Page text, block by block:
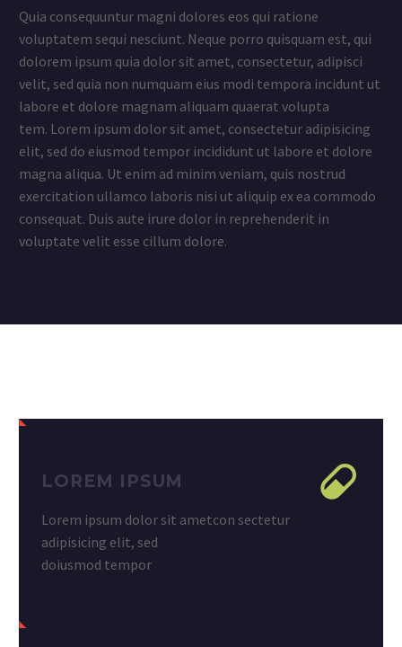
Quia consequuntur magni dolores eos qui ratione
voluptatem sequi nesciunt. Neque porro quisquam est, qui
dolorem ipsum quia dolor sit amet, consectetur, adipisci
velit, sed quia non numquam eius modi tempora incidunt ut
labore et dolore magnam aliquam quaerat volupta
tem. Lorem ipsum dolor sit amet, consectetur adipisicing
elit, sed do eiusmod tempor incididunt ut labore et dolore
magna aliqua. Ut enim ad minim veniam, quis nostrud
exercitation ullamco laboris nisi ut aliquip ex ea commodo
consequat. Duis aute irure dolor in reprehenderit in
voluptate velit esse cillum dolore.
LOREM IPSUM
Lorem ipsum dolor sit ametcon sectetur
adipisicing elit, sed
doiusmod tempor